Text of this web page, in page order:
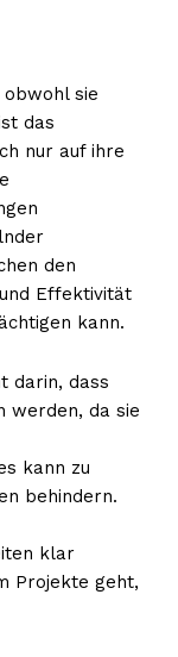
sie
das
nur auf ihre
den
Effektivität
kann.
darin, dass
werden, da sie
kann zu
behindern.
klar
Projekte geht,